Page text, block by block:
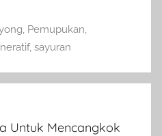
, Pemupukan,
, sayuran
Untuk Mencangkok